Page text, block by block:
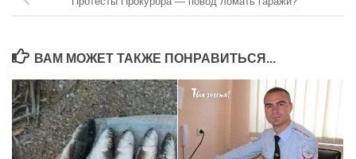
ВАМ МОЖЕТ ТАКЖЕ ПОНРАВИТЬСЯ...